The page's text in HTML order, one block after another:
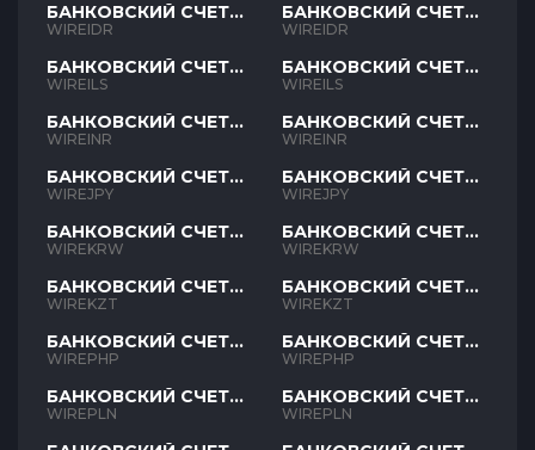
БАНКОВСКИЙ СЧЕТ
IDR
WIREIDR
БАНКОВСКИЙ СЧЕТ
ILS
WIREILS
БАНКОВСКИЙ СЧЕТ
INR
WIREINR
БАНКОВСКИЙ СЧЕТ
JPY
WIREJPY
БАНКОВСКИЙ СЧЕТ
KRW
WIREKRW
БАНКОВСКИЙ СЧЕТ
KZT
WIREKZT
БАНКОВСКИЙ СЧЕТ
PHP
WIREPHP
БАНКОВСКИЙ СЧЕТ
PLN
WIREPLN
БАНКОВСКИЙ СЧЕТ
IDR
WIREIDR
БАНКОВСКИЙ СЧЕТ
ILS
WIREILS
БАНКОВСКИЙ СЧЕТ
INR
WIREINR
БАНКОВСКИЙ СЧЕТ
JPY
WIREJPY
БАНКОВСКИЙ СЧЕТ
KRW
WIREKRW
БАНКОВСКИЙ СЧЕТ
KZT
WIREKZT
БАНКОВСКИЙ СЧЕТ
PHP
WIREPHP
БАНКОВСКИЙ СЧЕТ
PLN
WIREPLN